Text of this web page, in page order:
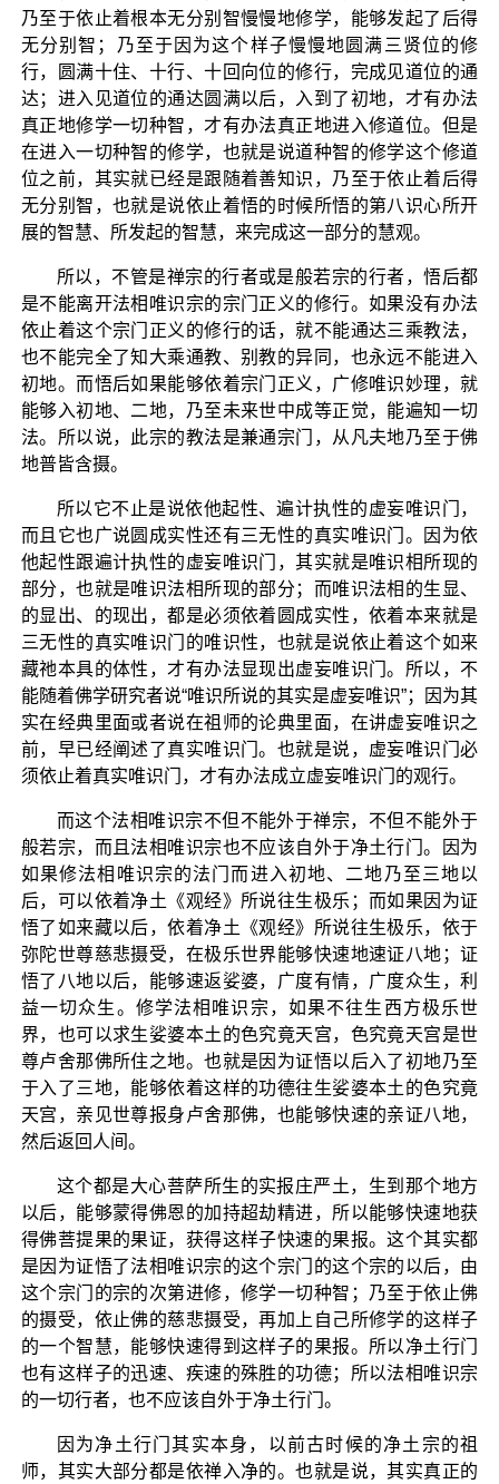
乃至于依止着根本无分别智慢慢地修学，能够发起了后得
无分别智；乃至于因为这个样子慢慢地圆满三贤位的修
行，圆满十住、十行、十回向位的修行，完成见道位的通
达；进入见道位的通达圆满以后，入到了初地，才有办法
真正地修学一切种智，才有办法真正地进入修道位。但是
在进入一切种智的修学，也就是说道种智的修学这个修道
位之前，其实就已经是跟随着善知识，乃至于依止着后得
无分别智，也就是说依止着悟的时候所悟的第八识心所开
展的智慧、所发起的智慧，来完成这一部分的慧观。
所以，不管是禅宗的行者或是般若宗的行者，悟后都
是不能离开法相唯识宗的宗门正义的修行。如果没有办法
依止着这个宗门正义的修行的话，就不能通达三乘教法，
也不能完全了知大乘通教、别教的异同，也永远不能进入
初地。而悟后如果能够依着宗门正义，广修唯识妙理，就
能够入初地、二地，乃至未来世中成等正觉，能遍知一切
法。所以说，此宗的教法是兼通宗门，从凡夫地乃至于佛
地普皆含摄。
所以它不止是说依他起性、遍计执性的虚妄唯识门，
而且它也广说圆成实性还有三无性的真实唯识门。因为依
他起性跟遍计执性的虚妄唯识门，其实就是唯识相所现的
部分，也就是唯识法相所现的部分；而唯识法相的生显、
的显出、的现出，都是必须依着圆成实性，依着本来就是
三无性的真实唯识门的唯识性，也就是说依止着这个如来
藏祂本具的体性，才有办法显现出虚妄唯识门。所以，不
能随着佛学研究者说“唯识所说的其实是虚妄唯识”；因为其
实在经典里面或者说在祖师的论典里面，在讲虚妄唯识之
前，早已经阐述了真实唯识门。也就是说，虚妄唯识门必
须依止着真实唯识门，才有办法成立虚妄唯识门的观行。
而这个法相唯识宗不但不能外于禅宗，不但不能外于
般若宗，而且法相唯识宗也不应该自外于净土行门。因为
如果修法相唯识宗的法门而进入初地、二地乃至三地以
后，可以依着净土《观经》所说往生极乐；而如果因为证
悟了如来藏以后，依着净土《观经》所说往生极乐，依于
弥陀世尊慈悲摄受，在极乐世界能够快速地速证八地；证
悟了八地以后，能够速返娑婆，广度有情，广度众生，利
益一切众生。修学法相唯识宗，如果不往生西方极乐世
界，也可以求生娑婆本土的色究竟天宫，色究竟天宫是世
尊卢舍那佛所住之地。也就是因为证悟以后入了初地乃至
于入了三地，能够依着这样的功德往生娑婆本土的色究竟
天宫，亲见世尊报身卢舍那佛，也能够快速的亲证八地，
然后返回人间。
这个都是大心菩萨所生的实报庄严土，生到那个地方
以后，能够蒙得佛恩的加持超劫精进，所以能够快速地获
得佛菩提果的果证，获得这样子快速的果报。这个其实都
是因为证悟了法相唯识宗的这个宗门的这个宗的以后，由
这个宗门的宗的次第进修，修学一切种智；乃至于依止佛
的摄受，依止佛的慈悲摄受，再加上自己所修学的这样子
的一个智慧，能够快速得到这样子的果报。所以净土行门
也有这样子的迅速、疾速的殊胜的功德；所以法相唯识宗
的一切行者，也不应该自外于净土行门。
因为净土行门其实本身，以前古时候的净土宗的祖
师，其实大部分都是依禅入净的。也就是说，其实真正的